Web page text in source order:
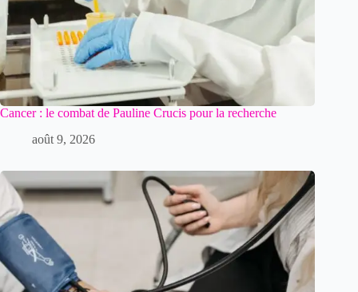
Cancer : le combat de Pauline Crucis pour la recherche
août 9, 2026